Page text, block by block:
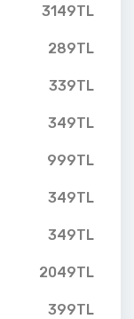
3149TL
289TL
339TL
349TL
999TL
349TL
349TL
2049TL
399TL